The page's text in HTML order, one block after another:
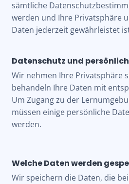
sämtliche
werden und Ihre Privatsphäre
Daten jederzeit gewährleistet
Datenschutz und
Wir nehmen Ihre Privatsphäre
behandeln Ihre Daten mit
Um Zugang zu der
müssen einige persönliche
werden.
Welche Daten werden
Wir speichern die Daten, die